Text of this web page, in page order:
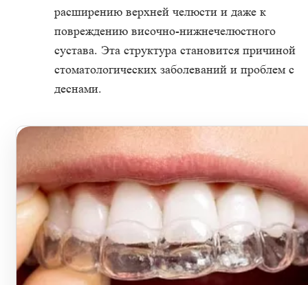
расширению верхней челюсти и даже к
повреждению височно-нижнечелюстного
сустава. Эта структура становится причиной
стоматологических заболеваний и проблем с
деснами.